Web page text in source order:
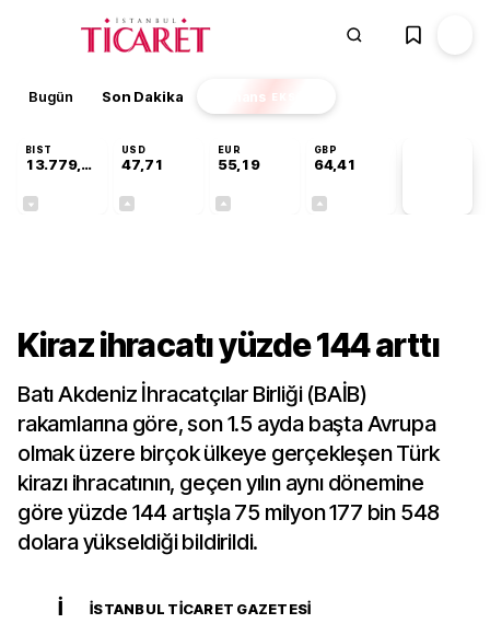
Bugün Son Dakika Finans EKSTRA
BIST
13.779,39
USD
47,71
EUR
55,19
GBP
64,41
Kiraz ihracatı yüzde 144 arttı
Batı Akdeniz İhracatçılar Birliği (BAİB)
rakamlarına göre, son 1.5 ayda başta Avrupa
olmak üzere birçok ülkeye gerçekleşen Türk
kirazı ihracatının, geçen yılın aynı dönemine
göre yüzde 144 artışla 75 milyon 177 bin 548
dolara yükseldiği bildirildi.
İ İSTANBUL TICARET GAZETESI